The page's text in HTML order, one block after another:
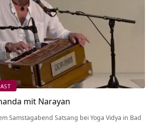
mit Narayan
Samstagabend Satsang bei Yoga Vidya in Bad